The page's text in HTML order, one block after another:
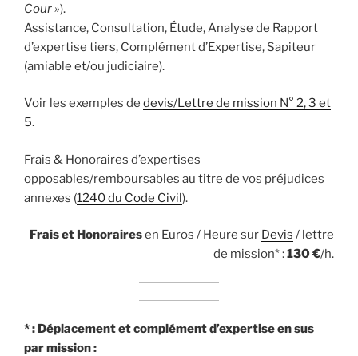
Cour »).
Assistance, Consultation, Étude, Analyse de Rapport
d’expertise tiers, Complément d’Expertise, Sapiteur
(amiable et/ou judiciaire).
Voir les exemples de devis/Lettre de mission N° 2, 3 et
5.
Frais & Honoraires d’expertises
opposables/remboursables au titre de vos préjudices
annexes (1240 du Code Civil).
Frais et Honorairesen Euros / Heure sur Devis / lettre
de mission* :130 €/h.
* : Déplacement et complément d’expertise en sus
par mission :